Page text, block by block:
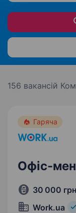
156 вакансій
Гаряча
Офіс-
30 000 грн
Work.ua